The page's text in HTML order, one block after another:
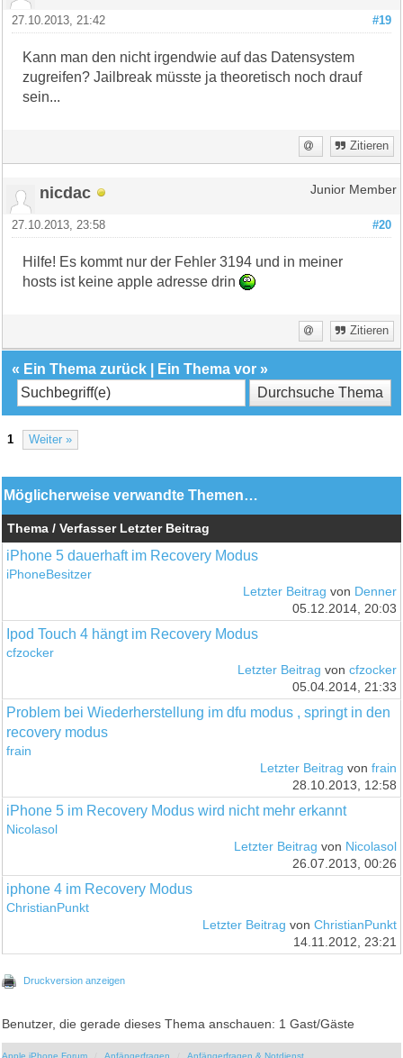
#19
27.10.2013, 21:42
Kann man den nicht irgendwie auf das Datensystem
zugreifen? Jailbreak müsste ja theoretisch noch drauf
sein...
Zitieren
nicdac Junior Member
#20
27.10.2013, 23:58
Hilfe! Es kommt nur der Fehler 3194 und in meiner
hosts ist keine apple adresse drin
Zitieren
« Ein Thema zurück Ein Thema vor »
1 Weiter »
Möglicherweise verwandte Themen…
Thema / Verfasser Letzter Beitrag
iPhone 5 dauerhaft im Recovery Modus
iPhoneBesitzer
Letzter Beitrag von Denner
05.12.2014, 20:03
Ipod Touch 4 hängt im Recovery Modus
cfzocker
Letzter Beitrag von cfzocker
05.04.2014, 21:33
Problem bei Wiederherstellung im dfu modus , springt in den
recovery modus
frain
Letzter Beitrag von frain
28.10.2013, 12:58
iPhone 5 im Recovery Modus wird nicht mehr erkannt
Nicolasol
Letzter Beitrag von Nicolasol
26.07.2013, 00:26
iphone 4 im Recovery Modus
ChristianPunkt
Letzter Beitrag von ChristianPunkt
14.11.2012, 23:21
Druckversion anzeigen
Benutzer, die gerade dieses Thema anschauen: 1 Gast/Gäste
Apple iPhone Forum Anfängerfragen Anfängerfragen & Notdienst